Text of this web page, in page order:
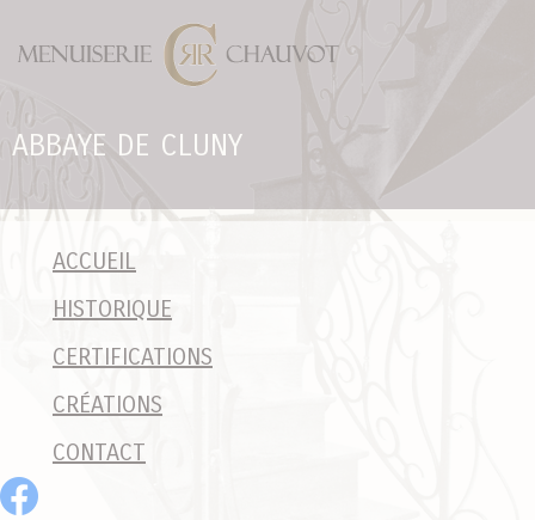
ABBAYE DE CLUNY
ACCUEIL
HISTORIQUE
CERTIFICATIONS
CRÉATIONS
CONTACT